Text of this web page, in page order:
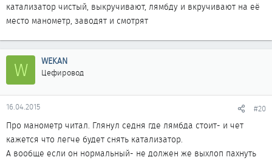
катализатор чистый, выкручивают, лямбду и вкручивают на её
место манометр, заводят и смотрят
W WEKAN
Цефировод
16.04.2015 #20
Про манометр читал. Глянул седня где лямбда стоит- и чет
кажется что легче будет снять катализатор.
А вообще если он нормальный- не должен же выхлоп пахнуть